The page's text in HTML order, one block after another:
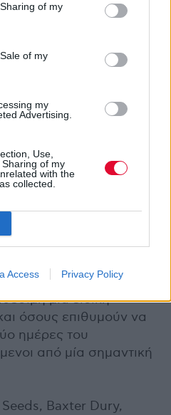
of my
of my
my
Advertising.
Use,
of my
with the
collected.
Access Privacy Policy
προνομιακές
περιοχή
μια ειδική
όσους επιθυμούν να
ημέρες του
από μία σημαντική
Baxter Dury,